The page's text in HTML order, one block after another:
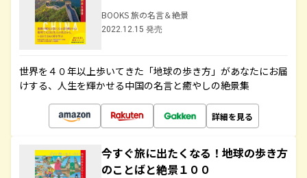
BOOKS 旅の名言＆絶景
2022.12.15 発売
世界を４０年以上歩いてきた「地球の歩き方」があなたにお届
けする、人生を輝かせる中国の名言と癒やしの絶景集
詳細を見る
今すぐ旅に出たくなる！地球の歩き方
のことばと絶景１００